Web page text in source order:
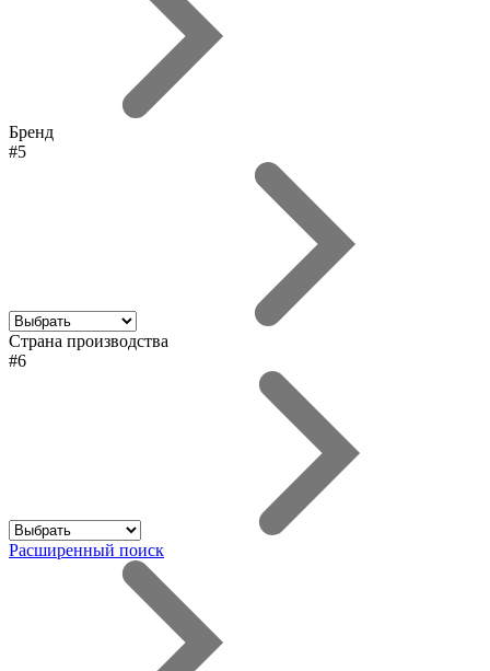
Бренд
#5
Страна производства
#6
Расширенный поиск